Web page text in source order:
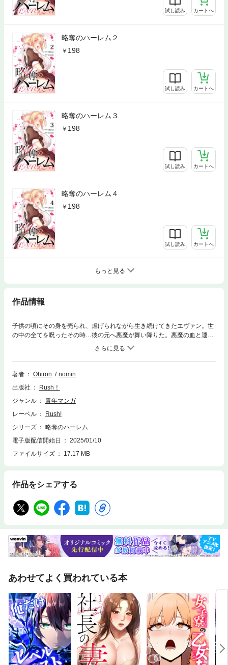
試し読み カートへ
略奪のハーレム２
198
試し読み カートへ
略奪のハーレム３
198
試し読み カートへ
略奪のハーレム４
198
試し読み カートへ
もっと見る
作品情報
子供の頃にその身を売られ、虐げられながら生き続けてきたエヴァン。世
の中の全てを呪ったその時…彼の元へ悪魔が舞い降りた。悪魔の血と運命
を引き継いでいたがために不幸だったエヴァンはその日、完全な悪魔とし
て生まれ変わったのだ。覚醒した驚異的な力で自らを虐げる主人の気力を
奪い、主人の妻とメイドを甘い言葉とインキュバスの力で身も心も堕とし
ていく…。それまでの不幸な人生を塗り替えるため…自分を虐げた人間の
著者 Ohiron
nomin
出版社
Rush！
ジャンル
青年マンガ
レーベル
Rush!
シリーズ
略奪のハーレム
電子版配信開始日
2025/01/10
ファイルサイズ
17.17 MB
作品をシェアする
あわせてよく買われている本